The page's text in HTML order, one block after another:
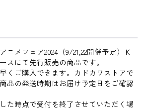
ニメフェア2024（9/21,22開催予定）Ｋ
スにて先行販売の商品です。
くご購入できます。カドカワストアで
品の発送時期はお届け予定日をご確認
た時点で受付を終了させていただく場